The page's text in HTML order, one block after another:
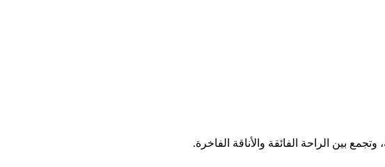
بين الراحة الفائقة والأناقة الفاخرة.